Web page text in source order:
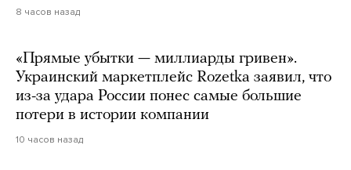
8 часов назад
«Прямые убытки — миллиарды гривен».
Украинский маркетплейс Rozetka заявил, что
из-за удара России понес самые большие
потери в истории компании
10 часов назад